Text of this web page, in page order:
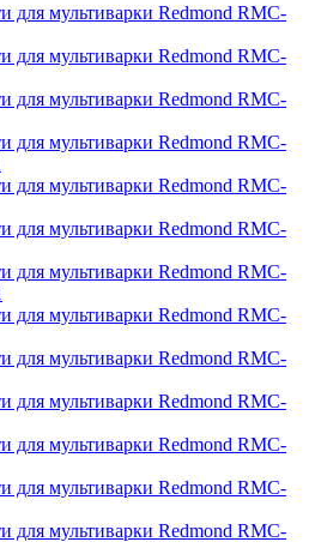
для мультиварки Redmond RMC-
для мультиварки Redmond RMC-
для мультиварки Redmond RMC-
для мультиварки Redmond RMC-
для мультиварки Redmond RMC-
для мультиварки Redmond RMC-
для мультиварки Redmond RMC-
для мультиварки Redmond RMC-
для мультиварки Redmond RMC-
для мультиварки Redmond RMC-
для мультиварки Redmond RMC-
для мультиварки Redmond RMC-
для мультиварки Redmond RMC-